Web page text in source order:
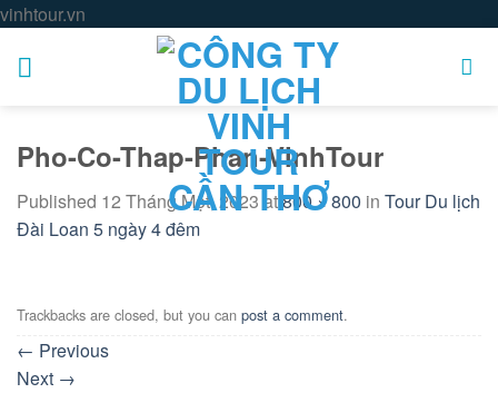
vinhtour.vn
Pho-Co-Thap-Phan-VinhTour
Published 12 Tháng Một, 2023 at 800 × 800 in Tour Du lịch
Đài Loan 5 ngày 4 đêm
Trackbacks are closed, but you can post a comment.
← Previous
Next →